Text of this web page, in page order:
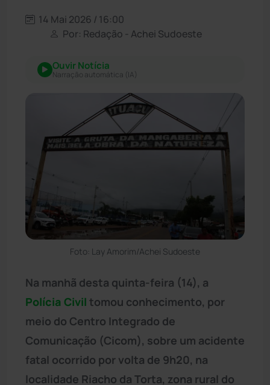
14 Mai 2026 / 16:00
Por: Redação - Achei Sudoeste
Ouvir Notícia
Narração automática (IA)
Foto: Lay Amorim/Achei Sudoeste
Na manhã desta quinta-feira (14), a
Polícia Civil tomou conhecimento, por
meio do Centro Integrado de
Comunicação (Cicom), sobre um acidente
fatal ocorrido por volta de 9h20, na
localidade Riacho da Torta, zona rural do